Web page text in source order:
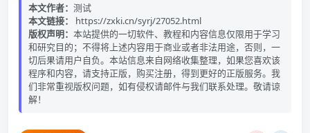
本文作者： 测试
本文链接：
https://zxki.cn/syrj/27052.html
版权声明： 本站提供的一切软件、教程和内容信息仅限用于学习
和研究目的；不得将上述内容用于商业或者非法用途，否则，一
切后果请用户自负。本站信息来自网络收集整理，如果您喜欢该
程序和内容，请支持正版，购买注册，得到更好的正版服务。我
们非常重视版权问题，如有侵权请邮件与我们联系处理。敬请谅
解！